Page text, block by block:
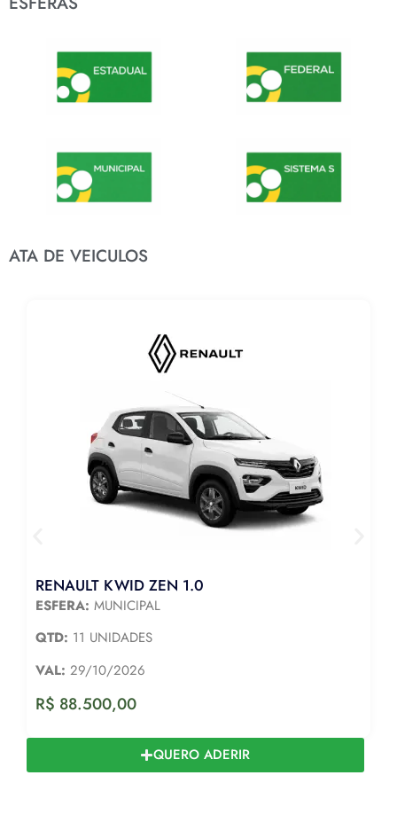
ATA DE VEICULOS
RENAULT KWID ZEN 1.0
ESFERA: MUNICIPAL
QTD: 11 UNIDADES
VAL: 29/10/2026
R$ 88.500,00
QUERO ADERIR